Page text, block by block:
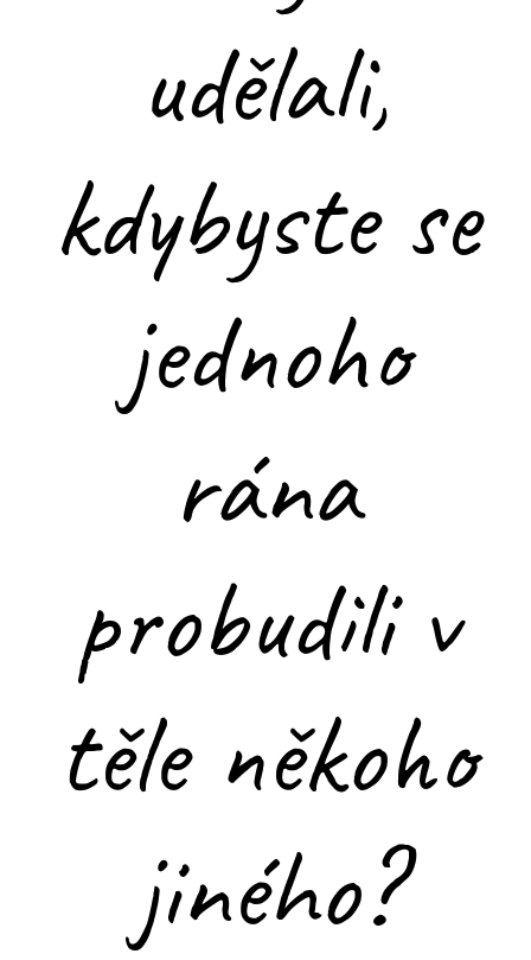
udělali,
kdybyste se
jednoho
rána
probudili v
těle někoho
jiného?